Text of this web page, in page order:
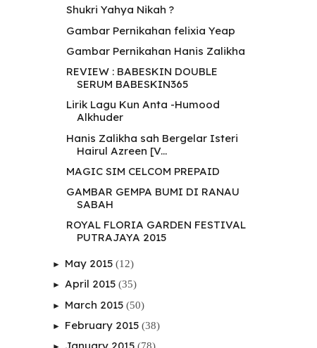
Shukri Yahya Nikah ?
Gambar Pernikahan felixia Yeap
Gambar Pernikahan Hanis Zalikha
REVIEW : BABESKIN DOUBLE
SERUM BABESKIN365
Lirik Lagu Kun Anta -Humood
Alkhuder
Hanis Zalikha sah Bergelar Isteri
Hairul Azreen [V...
MAGIC SIM CELCOM PREPAID
GAMBAR GEMPA BUMI DI RANAU
SABAH
ROYAL FLORIA GARDEN FESTIVAL
PUTRAJAYA 2015
► May 2015 (12)
► April 2015 (35)
► March 2015 (50)
► February 2015 (38)